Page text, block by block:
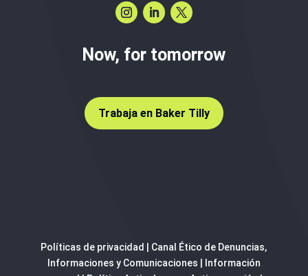
Now, for tomorrow
Trabaja en Baker Tilly
Políticas de privacidad
Canal Ético de Denuncias,
Informaciones y Comunicaciones
Información